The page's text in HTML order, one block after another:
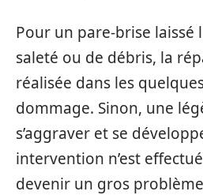
Pour un pare-brise laissé
saleté ou de débris, la
réalisée dans les
dommage. Sinon, une
s’aggraver et se
intervention n’est
devenir un gros